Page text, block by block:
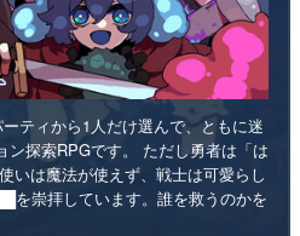
ティから1人だけ選んで、ともに迷
ン探索RPGです。 ただし勇者は「は
いは魔法が使えず、戦士は可愛らし
を崇拝しています。誰を救うのかを